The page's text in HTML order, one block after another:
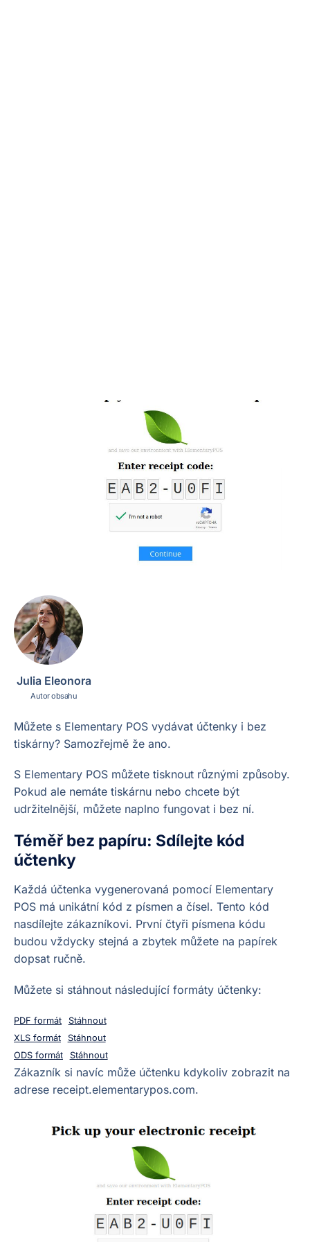
Julia Eleonora
Autor obsahu
Můžete s Elementary POS vydávat účtenky i bez
tiskárny? Samozřejmě že ano.
S Elementary POS můžete tisknout různými způsoby.
Pokud ale nemáte tiskárnu nebo chcete být
udržitelnější, můžete naplno fungovat i bez ní.
Téměř bez papíru: Sdílejte kód
účtenky
Každá účtenka vygenerovaná pomocí Elementary
POS má unikátní kód z písmen a čísel. Tento kód
nasdílejte zákazníkovi. První čtyři písmena kódu
budou vždycky stejná a zbytek můžete na papírek
dopsat ručně.
Můžete si stáhnout následující formáty účtenky:
PDF formát
Stáhnout
XLS formát
Stáhnout
ODS formát
Stáhnout
Zákazník si navíc může účtenku kdykoliv zobrazit na
adrese receipt.elementarypos.com.